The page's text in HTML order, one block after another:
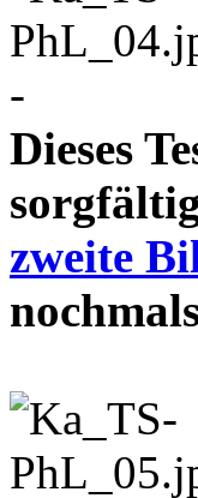
-
Dieses
zweite